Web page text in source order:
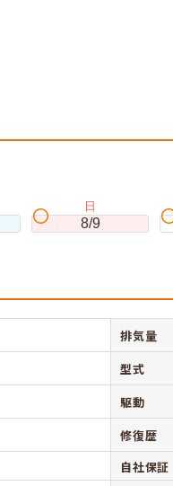
日
8/9
排気量
型式
駆動
修復歴
自社保証